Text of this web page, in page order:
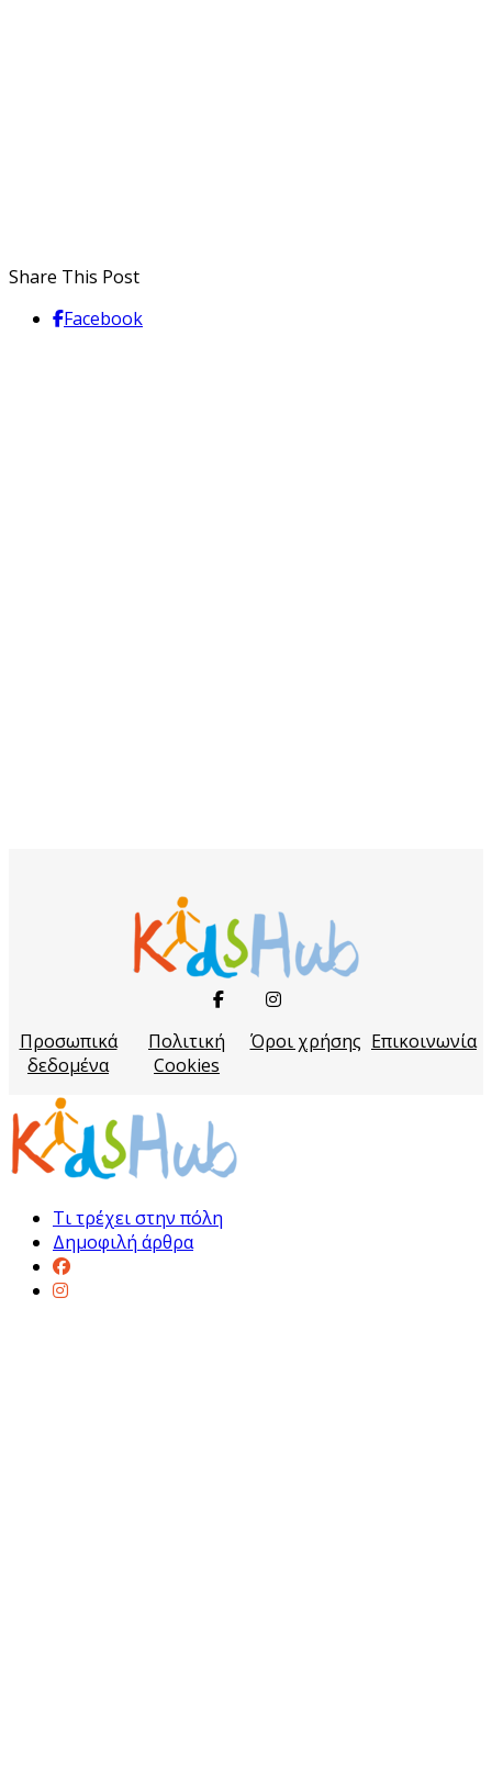
Share This Post
Facebook
Προσωπικά
δεδομένα
Πολιτική
Cookies
Όροι χρήσης Επικοινωνία
Τι τρέχει στην πόλη
Δημοφιλή άρθρα